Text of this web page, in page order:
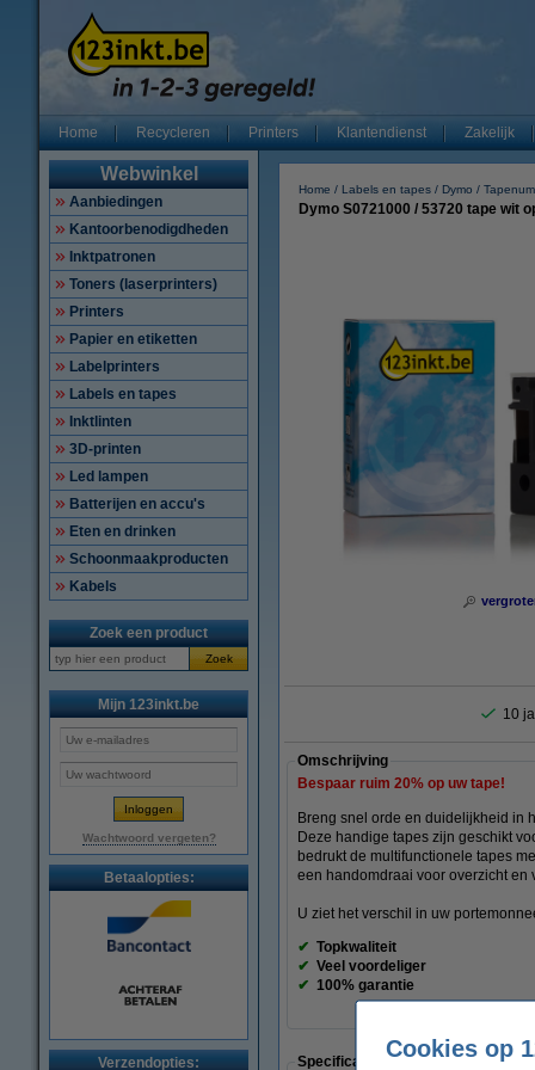
Home Recycleren Printers Klantendienst Zakelijk
Webwinkel
Aanbiedingen
Kantoorbenodigdheden
Inktpatronen
Toners (laserprinters)
Printers
Papier en etiketten
Labelprinters
Labels en tapes
Inktlinten
3D-printen
Led lampen
Batterijen en accu's
Eten en drinken
Schoonmaakproducten
Kabels
Zoek een product
Zoek
Mijn 123inkt.be
Wachtwoord vergeten?
Betaalopties:
Verzendopties:
Home Labels en tapes Dymo
Dymo S0721000 / 53720 tape wit
10
Omschrijving
Bespaar ruim 20% op uw tape!
Breng snel orde en duidelijkheid in
Deze handige tapes zijn geschikt
bedrukt de multifunctionele tapes
een handomdraai voor overzicht en
U ziet het verschil in uw
✔ Topkwaliteit
✔ Veel voordeliger
✔ 100% garantie
Specificaties
Cookies op